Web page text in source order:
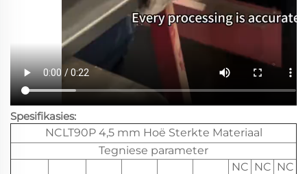
Spesifikasies:
NCLT90P 4,5 mm Hoë Sterkte Materiaal
Tegniese parameter
NC NC NC